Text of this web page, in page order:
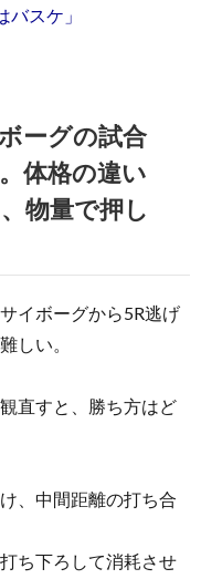
スケ」
ーグの試合
体格の違い
物量で押し
イボーグから5R逃げ
しい。
直すと、勝ち方はど
、中間距離の打ち合
ち下ろして消耗させ